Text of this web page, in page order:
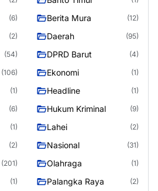
(6) Berita Mura (12)
(2) Daerah (95)
(54) DPRD Barut (4)
(106) Ekonomi (1)
(1) Headline (1)
(6) Hukum Kriminal (9)
(1) Lahei (2)
(2) Nasional (31)
(201) Olahraga (1)
(1) Palangka Raya (2)